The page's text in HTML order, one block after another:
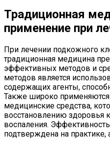
Традиционная
применение при
При лечении подкожного
традиционная медицина
эффективных методов и
методов является
содержащих агенты,
Также широко
медицинские средства,
восстановлению
воспаления.
подтверждена на